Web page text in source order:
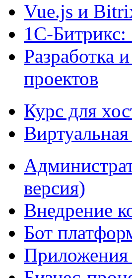
Vue.js и
1С-Битрикс:
Разработка
проектов
Курс для
версия)
Внедрение
Бот
Приложения